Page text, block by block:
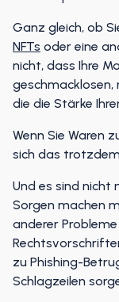
Und es spielt
Ganz gleich, ob
NFTs
oder eine
nicht, dass Ihre
geschmacklosen,
Wenn Sie Waren
Und es sind nicht
Sorgen machen
anderer
zu Phishing-
Schlagzeilen